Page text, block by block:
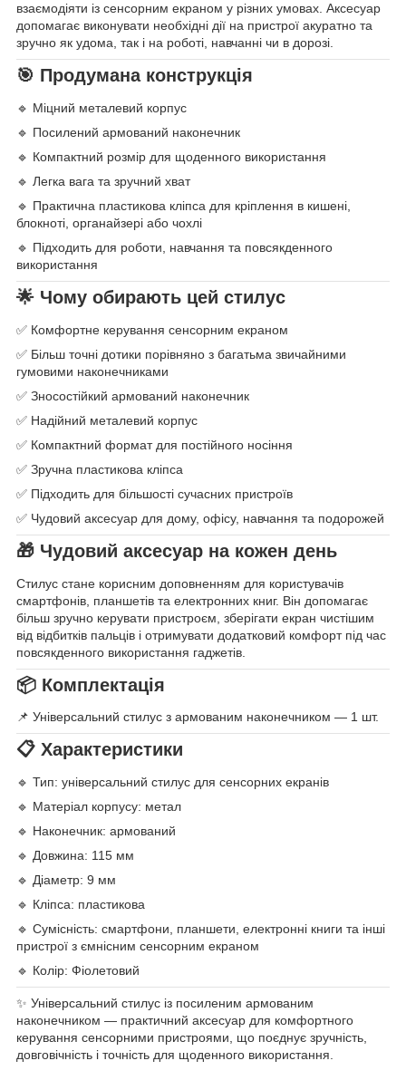
взаємодіяти із сенсорним екраном у різних умовах. Аксесуар
допомагає виконувати необхідні дії на пристрої акуратно та
зручно як удома, так і на роботі, навчанні чи в дорозі.
🎯 Продумана конструкція
🔹 Міцний металевий корпус
🔹 Посилений армований наконечник
🔹 Компактний розмір для щоденного використання
🔹 Легка вага та зручний хват
🔹 Практична пластикова кліпса для кріплення в кишені,
блокноті, органайзері або чохлі
🔹 Підходить для роботи, навчання та повсякденного
використання
🌟 Чому обирають цей стилус
✅ Комфортне керування сенсорним екраном
✅ Більш точні дотики порівняно з багатьма звичайними
гумовими наконечниками
✅ Зносостійкий армований наконечник
✅ Надійний металевий корпус
✅ Компактний формат для постійного носіння
✅ Зручна пластикова кліпса
✅ Підходить для більшості сучасних пристроїв
✅ Чудовий аксесуар для дому, офісу, навчання та подорожей
🎁 Чудовий аксесуар на кожен день
Стилус стане корисним доповненням для користувачів
смартфонів, планшетів та електронних книг. Він допомагає
більш зручно керувати пристроєм, зберігати екран чистішим
від відбитків пальців і отримувати додатковий комфорт під час
повсякденного використання гаджетів.
📦 Комплектація
📌 Універсальний стилус з армованим наконечником — 1 шт.
📋 Характеристики
🔹 Тип: універсальний стилус для сенсорних екранів
🔹 Матеріал корпусу: метал
🔹 Наконечник: армований
🔹 Довжина: 115 мм
🔹 Діаметр: 9 мм
🔹 Кліпса: пластикова
🔹 Сумісність: смартфони, планшети, електронні книги та інші
пристрої з ємнісним сенсорним екраном
🔹 Колір: Фіолетовий
✨ Універсальний стилус із посиленим армованим
наконечником — практичний аксесуар для комфортного
керування сенсорними пристроями, що поєднує зручність,
довговічність і точність для щоденного використання.